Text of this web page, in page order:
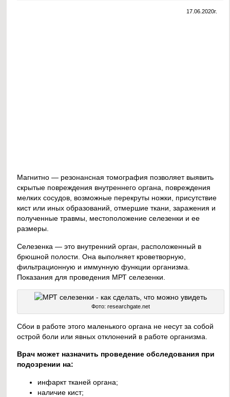
17.06.2020г.
Магнитно — резонансная томография позволяет выявить
скрытые повреждения внутреннего органа, повреждения
мелких сосудов, возможные перекруты ножки, присутствие
кист или иных образований, отмершие ткани, заражения и
полученные травмы, местоположение селезенки и ее
размеры.
Селезенка — это внутренний орган, расположенный в
брюшной полости. Она выполняет кроветворную,
фильтрационную и иммунную функции организма.
Показания для проведения МРТ селезенки.
Фото: researchgate.net
Сбои в работе этого маленького органа не несут за собой
острой боли или явных отклонений в работе организма.
Врач может назначить проведение обследования при
подозрении на:
инфаркт тканей органа;
наличие кист;